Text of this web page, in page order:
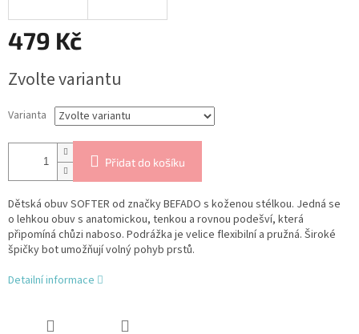
479 Kč
cena:
Zvolte variantu
Varianta
Přidat do košíku
Dětská obuv SOFTER od značky BEFADO s koženou stélkou. Jedná se
o lehkou obuv s anatomickou, tenkou a rovnou podešví, která
připomíná chůzi naboso. Podrážka je velice flexibilní a pružná. Široké
špičky bot umožňují volný pohyb prstů.
Detailní informace